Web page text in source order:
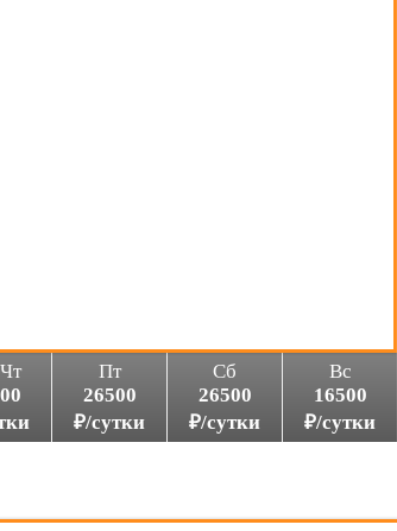
Пт
26500
₽/сутки
Сб
26500
₽/сутки
Вс
16500
₽/сутки